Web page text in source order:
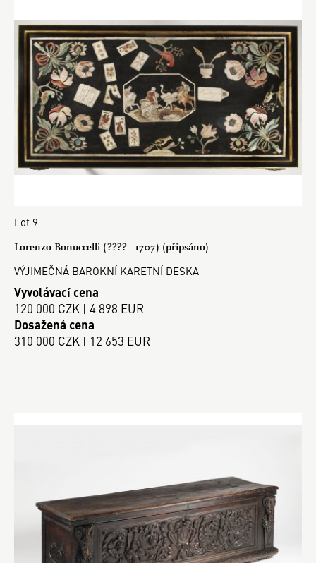
Lot 9
Lorenzo Bonuccelli (???? - 1707) (připsáno)
VÝJIMEČNÁ BAROKNÍ KARETNÍ DESKA
Vyvolávací cena
120 000 CZK | 4 898 EUR
Dosažená cena
310 000 CZK | 12 653 EUR